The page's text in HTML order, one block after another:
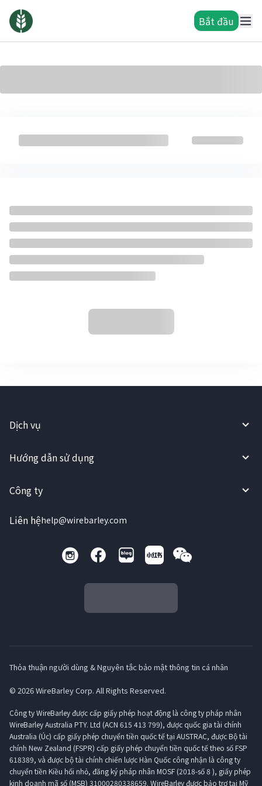
Bắt đầu
Dịch vụ
Hướng dẫn sử dụng
Công ty
Liên hệhelp@wirebarley.com
Thỏa thuận người dùng & Nguyên tắc bảo mật thông tin cá nhân
© 2026 WireBarley Corp. All Rights Reserved.
Công ty WireBarley được cấp giấy phép hoạt động là công ty pháp nhân
WireBarley Australia PTY. Ltd (ACN 615 413 799), được quốc gia tài chính
Australia (Úc) cấp giấy phép chuyển tiền quốc tế tại AUSTRAC, được Bộ tài
chính New Zealand (FSPR) cấp giấy phép chuyển tiền quốc tế theo số FSP
618389, và được bộ tài chính chiến lược Hàn Quốc công nhận là công ty
chuyển tiền Kiều hối nhỏ, đăng ký pháp nhân MOSF (2018-số 8 ), giấy phép
kinh doanh mã số (MSB) 31000280338659. WireBarley được bảo trợ tại Mỹ